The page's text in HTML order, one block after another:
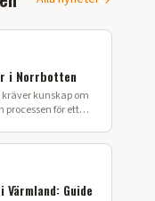
i Norrbotten
kunskap om
processen för ett
Guide